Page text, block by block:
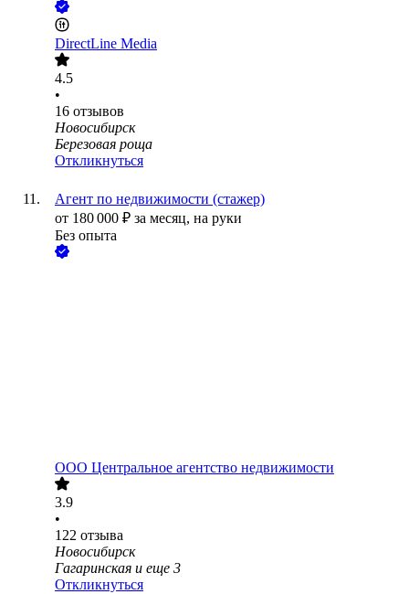
DireсtLine Media
4.5
•
16 отзывов
Новосибирск
Березовая роща
Откликнуться
Агент по недвижимости (стажер)
от 180 000 ₽ за месяц, на руки
Без опыта
ООО Центральное агентство недвижимости
3.9
•
122 отзыва
Новосибирск
Гагаринская и еще 3
Откликнуться